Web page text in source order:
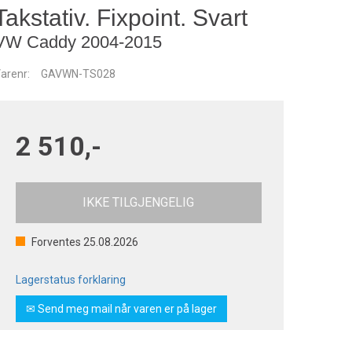
Fixpoint. Svart
Caddy 2004-2015
GAVWN-TS028
2 510,-
IKKE TILGJENGELIG
Forventes 25.08.2026
Lagerstatus forklaring
✉ Send meg mail når varen er på lager